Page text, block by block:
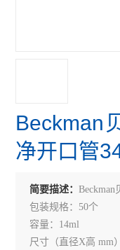
Beckman
净开口管
简要描述：
包装规格：50个
容量：14ml
尺寸（直径X高 mm